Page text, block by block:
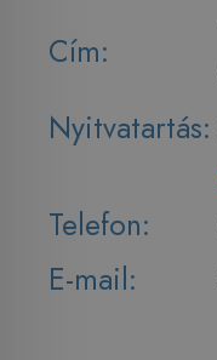
Cím:
Nyitvatartás:
Telefon:
E-mail: